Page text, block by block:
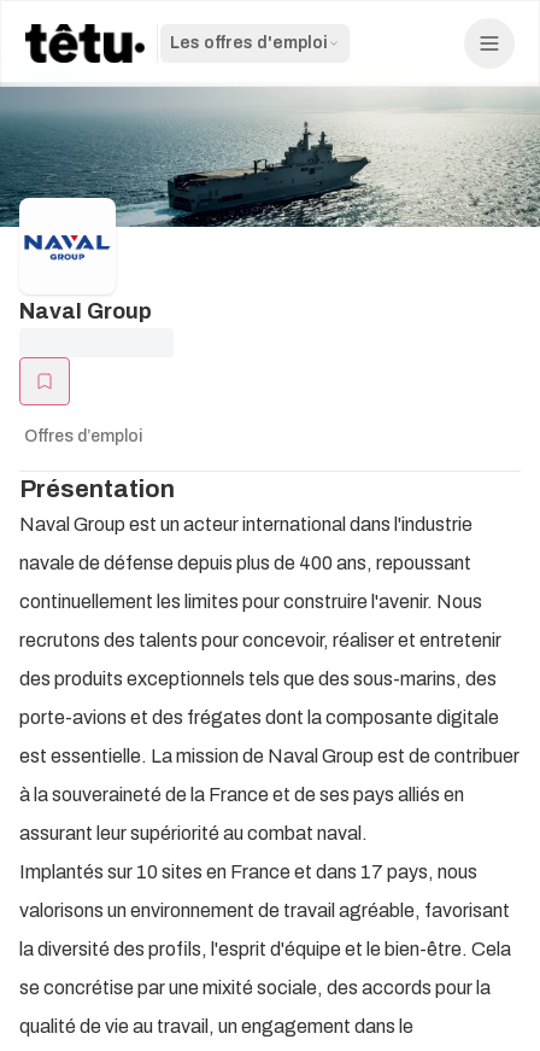
Les offres d'emploi
Naval Group
Offres d’emploi
Présentation
Naval Group est un acteur international dans l'industrie
navale de défense depuis plus de 400 ans, repoussant
continuellement les limites pour construire l'avenir. Nous
recrutons des talents pour concevoir, réaliser et entretenir
des produits exceptionnels tels que des sous-marins, des
porte-avions et des frégates dont la composante digitale
est essentielle. La mission de Naval Group est de contribuer
à la souveraineté de la France et de ses pays alliés en
assurant leur supériorité au combat naval.
Implantés sur 10 sites en France et dans 17 pays, nous
valorisons un environnement de travail agréable, favorisant
la diversité des profils, l'esprit d'équipe et le bien-être. Cela
se concrétise par une mixité sociale, des accords pour la
qualité de vie au travail, un engagement dans le